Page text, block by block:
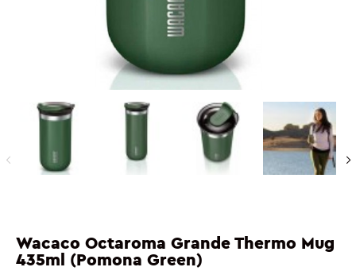
Wacaco Octaroma Grande Thermo Mug
435ml (Pomona Green)